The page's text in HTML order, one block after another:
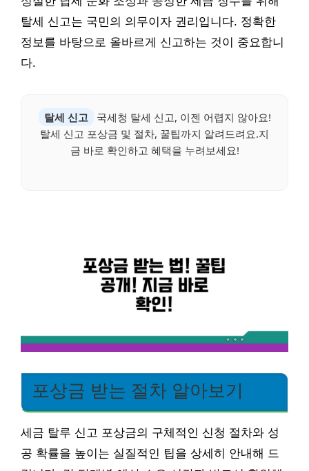
탈세 신고는 국민의 의무이자 권리입니다. 정확한
정보를 바탕으로 올바르게 신고하는 것이 중요합니
다.
탈세 신고
국세청 탈세 신고, 이젠 어렵지 않아요!
탈세 신고 포상금 및 절차, 꿀팁까지 알려드려요.지
금 바로 확인하고 혜택을 누려보세요!
포상금 받는 절차 알아보기
세금 탈루 신고 포상금의 구체적인 신청 절차와 성
공 확률을 높이는 실질적인 팁을 상세히 안내해 드